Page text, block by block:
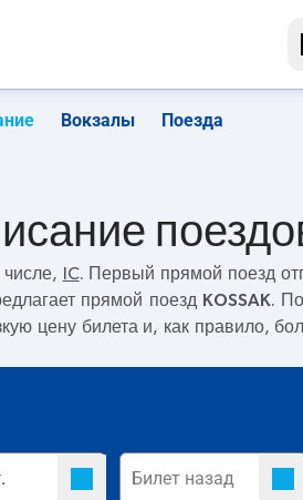
Вокзалы Поезда
IC. Первый прямой поезд
прямой поезд KOSSAK.
цену билета и, как правило,